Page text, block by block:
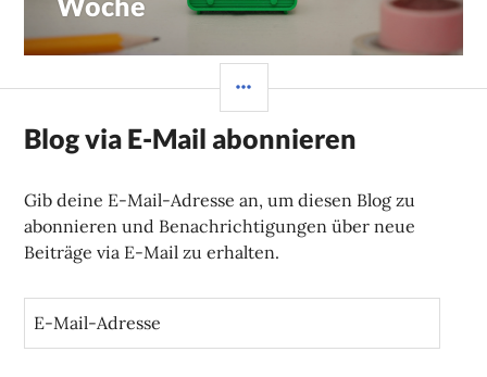
Blog via E-Mail abonnieren
Gib deine E-Mail-Adresse an, um diesen Blog zu
abonnieren und Benachrichtigungen über neue
Beiträge via E-Mail zu erhalten.